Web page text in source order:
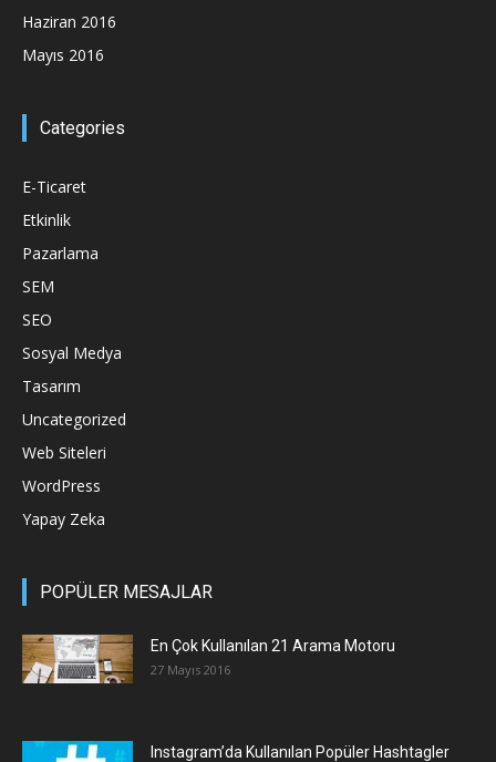
Haziran 2016
Mayıs 2016
Categories
E-Ticaret
Etkinlik
Pazarlama
SEM
SEO
Sosyal Medya
Tasarım
Uncategorized
Web Siteleri
WordPress
Yapay Zeka
POPÜLER MESAJLAR
En Çok Kullanılan 21 Arama Motoru
27 Mayıs 2016
Instagram’da Kullanılan Popüler Hashtagler